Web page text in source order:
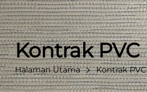
Kontrak PVC
Halaman Utama Kontrak PVC